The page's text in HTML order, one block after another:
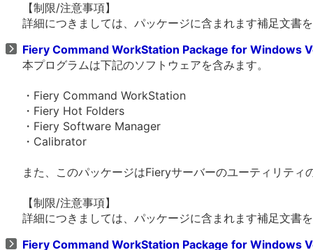
【制限/注意事項】
詳細につきましては、パッケージに含まれます補足文書
Fiery Command WorkStation Package for Windows
本プログラムは下記のソフトウェアを含みます。
・Fiery Command WorkStation
・Fiery Hot Folders
・Fiery Software Manager
・Calibrator
また、このパッケージはFieryサーバーのユーティリティ
【制限/注意事項】
詳細につきましては、パッケージに含まれます補足文書
Fiery Command WorkStation Package for Windows